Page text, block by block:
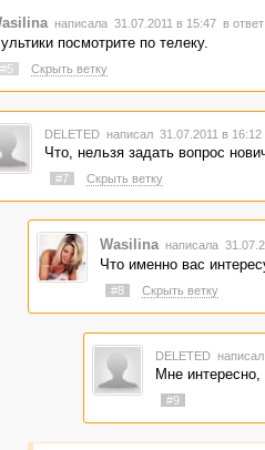
написала 31.07.2011 в 15:47 в
посмотрите по телеку.
#5 Скрыть ветку
DELETED написал 31.07.2011 в 16:12
Что, нельзя задать вопрос
#7 Скрыть ветку
Wasilina написала
Что именно вас
#8 Скрыть ветку
DELETED
Мне
#9